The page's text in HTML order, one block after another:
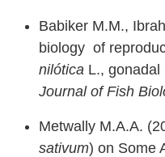
Babiker M.M.,
biology of
nilótica L.,
Journal of Fish
Metwally M.A.A.
sativum) on Some